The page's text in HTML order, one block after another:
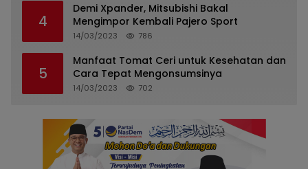
4
Demi Xpander, Mitsubishi Bakal
Mengimpor Kembali Pajero Sport
14/03/2023 786
5
Manfaat Tomat Ceri untuk Kesehatan dan
Cara Tepat Mengonsumsinya
14/03/2023 702